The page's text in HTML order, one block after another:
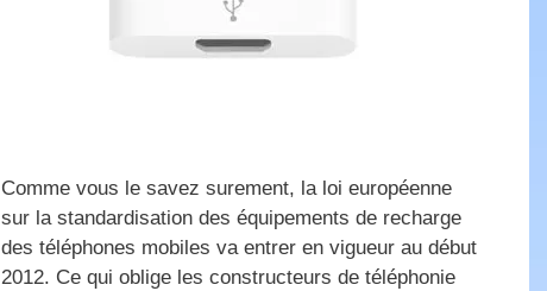
Comme vous le savez surement, la loi européenne
sur la standardisation des équipements de recharge
des téléphones mobiles va entrer en vigueur au début
2012. Ce qui oblige les constructeurs de téléphonie